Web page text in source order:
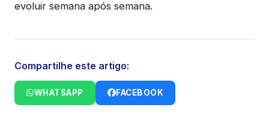
evoluir semana após semana.
Compartilhe este artigo:
WHATSAPP FACEBOOK